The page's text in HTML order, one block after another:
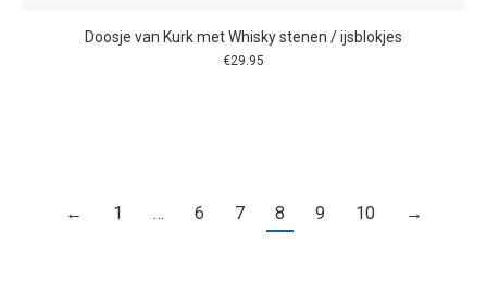
Doosje van Kurk met Whisky stenen / ijsblokjes
€29.95
← 1 … 6 7 8 9 10 →